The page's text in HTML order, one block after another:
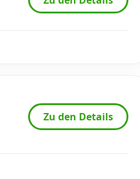
Zu den Details